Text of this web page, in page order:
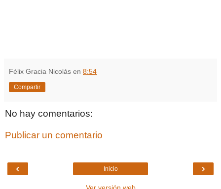
Félix Gracia Nicolás en 8:54
Compartir
No hay comentarios:
Publicar un comentario
‹ ›
Inicio